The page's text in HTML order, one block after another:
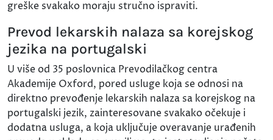
greške svakako moraju stručno ispraviti.
Prevod lekarskih nalaza sa korejskog
jezika na portugalski
U više od 35 poslovnica Prevodilačkog centra
Akademije Oxford, pored usluge koja se odnosi na
direktno prevođenje lekarskih nalaza sa korejskog na
portugalski jezik, zainteresovane svakako očekuje i
dodatna usluga, a koja uključuje overavanje urađenih